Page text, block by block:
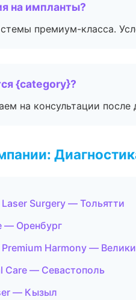
на импланты?
премиум-класса.
{category}?
на консультации после
Surgery — Тольятти
— Оренбург
Harmony —
Care — Севастополь
— Кызыл